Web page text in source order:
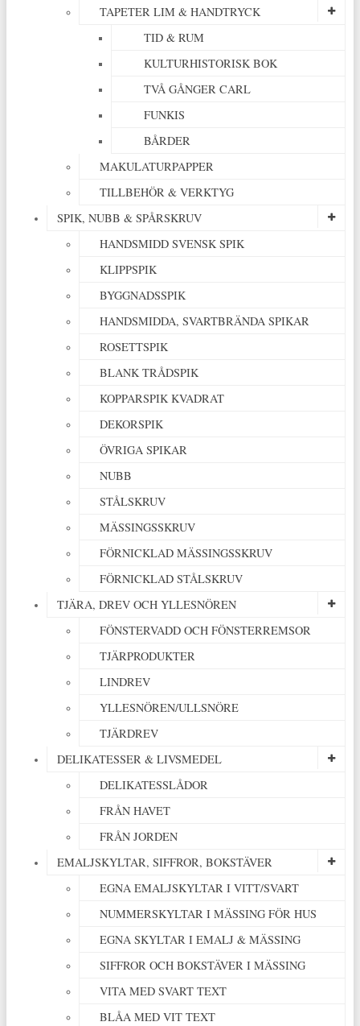
TAPETER LIM & HANDTRYCK
TID & RUM
KULTURHISTORISK BOK
TVÅ GÅNGER CARL
FUNKIS
BÅRDER
MAKULATURPAPPER
TILLBEHÖR & VERKTYG
SPIK, NUBB & SPÅRSKRUV
HANDSMIDD SVENSK SPIK
KLIPPSPIK
BYGGNADSSPIK
HANDSMIDDA, SVARTBRÄNDA SPIKAR
ROSETTSPIK
BLANK TRÅDSPIK
KOPPARSPIK KVADRAT
DEKORSPIK
ÖVRIGA SPIKAR
NUBB
STÅLSKRUV
MÄSSINGSSKRUV
FÖRNICKLAD MÄSSINGSSKRUV
FÖRNICKLAD STÅLSKRUV
TJÄRA, DREV OCH YLLESNÖREN
FÖNSTERVADD OCH FÖNSTERREMSOR
TJÄRPRODUKTER
LINDREV
YLLESNÖREN/ULLSNÖRE
TJÄRDREV
DELIKATESSER & LIVSMEDEL
DELIKATESSLÅDOR
FRÅN HAVET
FRÅN JORDEN
EMALJSKYLTAR, SIFFROR, BOKSTÄVER
EGNA EMALJSKYLTAR I VITT/SVART
NUMMERSKYLTAR I MÄSSING FÖR HUS
EGNA SKYLTAR I EMALJ & MÄSSING
SIFFROR OCH BOKSTÄVER I MÄSSING
VITA MED SVART TEXT
BLÅA MED VIT TEXT